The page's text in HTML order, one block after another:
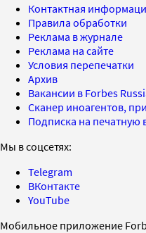
Контактная
Правила обработки
Реклама в журнале
Реклама на сайте
Условия перепечатки
Архив
Вакансии в Forbes
Сканер иноагентов,
Подписка на печатную
Мы в соцсетях:
Telegram
ВКонтакте
YouTube
Мобильное приложение